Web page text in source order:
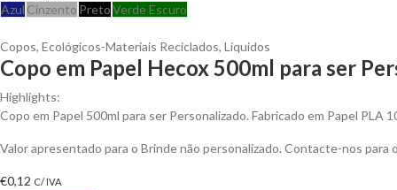
Azul Cinzento PretoVerde Escuro
Copos, Ecológicos-Materiais Reciclados, Líquidos
Copo em Papel Hecox 500ml para ser
Highlights:
Copo em Papel 500ml para ser Personalizado. Fabricado em Papel
Valor apresentado para o Brinde não personalizado. Contacte-nos
€0,12 C/ IVA